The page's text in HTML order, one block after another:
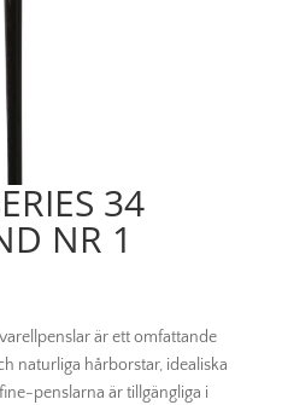
34
NR 1
är ett omfattande
naturliga hårborstar, idealiska
penslarna är tillgängliga i